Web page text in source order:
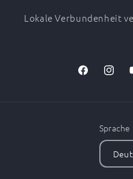
Lokale Verbundenheit
Facebook
Sprache